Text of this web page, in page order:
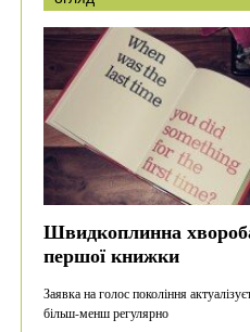
Швидкоплинна
першої книжки
Заявка на голос покоління
більш-менш регулярно